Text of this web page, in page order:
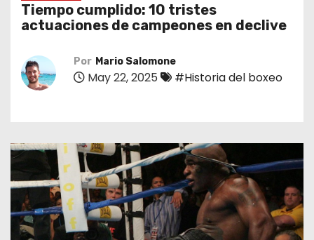
Tiempo cumplido: 10 tristes
actuaciones de campeones en declive
Por Mario Salomone
May 22, 2025 #Historia del boxeo